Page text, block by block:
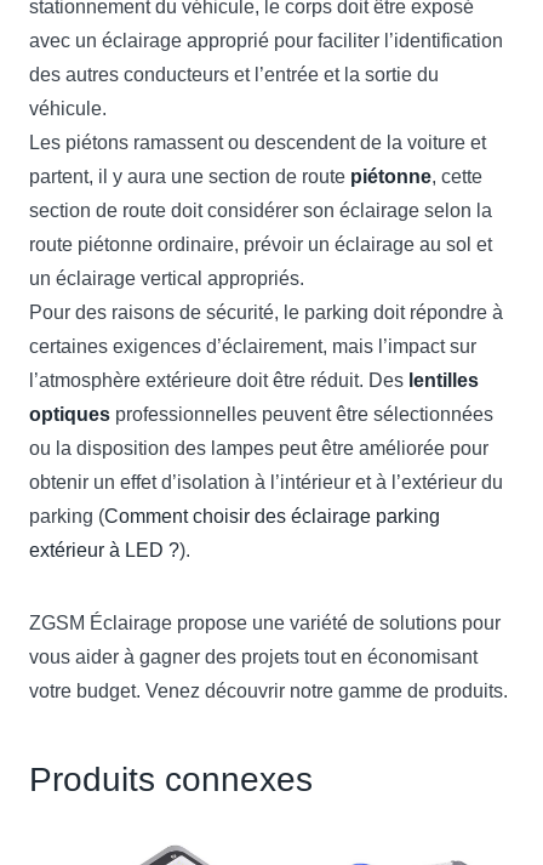
stationnement du véhicule, le corps doit être exposé
avec un éclairage approprié pour faciliter l’identification
des autres conducteurs et l’entrée et la sortie du
véhicule.
Les piétons ramassent ou descendent de la voiture et
partent, il y aura une section de route piétonne, cette
section de route doit considérer son éclairage selon la
route piétonne ordinaire, prévoir un éclairage au sol et
un éclairage vertical appropriés.
Pour des raisons de sécurité, le parking doit répondre à
certaines exigences d’éclairement, mais l’impact sur
l’atmosphère extérieure doit être réduit. Des lentilles
optiques professionnelles peuvent être sélectionnées
ou la disposition des lampes peut être améliorée pour
obtenir un effet d’isolation à l’intérieur et à l’extérieur du
parking (Comment choisir des éclairage parking
extérieur à LED ?).
ZGSM Éclairage propose une variété de solutions pour
vous aider à gagner des projets tout en économisant
votre budget. Venez découvrir notre gamme de produits.
Produits connexes